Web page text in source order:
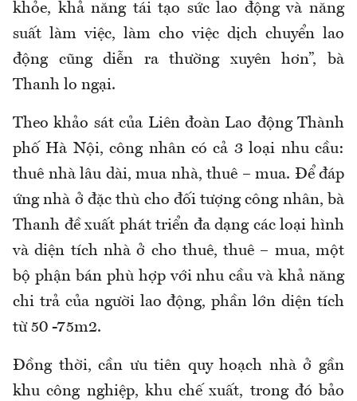
khỏe, khả năng tái tạo sức lao động và năng
suất làm việc, làm cho việc dịch chuyển lao
động cũng diễn ra thường xuyên hơn”, bà
Thanh lo ngại.
Theo khảo sát của Liên đoàn Lao động Thành
phố Hà Nội, công nhân có cả 3 loại nhu cầu:
thuê nhà lâu dài, mua nhà, thuê – mua. Để đáp
ứng nhà ở đặc thù cho đối tượng công nhân, bà
Thanh đề xuất phát triển đa dạng các loại hình
và diện tích nhà ở cho thuê, thuê – mua, một
bộ phận bán phù hợp với nhu cầu và khả năng
chi trả của người lao động, phần lớn diện tích
từ 50 -75m2.
Đồng thời, cần ưu tiên quy hoạch nhà ở gần
khu công nghiệp, khu chế xuất, trong đó bảo